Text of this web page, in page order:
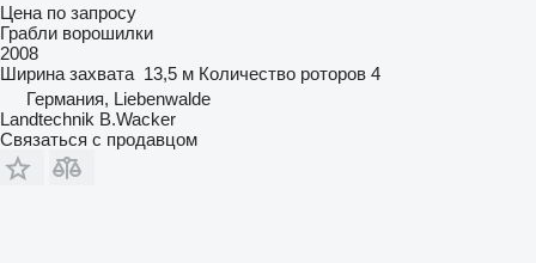
Цена по запросу
Грабли ворошилки
2008
Ширина захвата 13,5 м Количество роторов 4
Германия, Liebenwalde
Landtechnik B.Wacker
Связаться с продавцом